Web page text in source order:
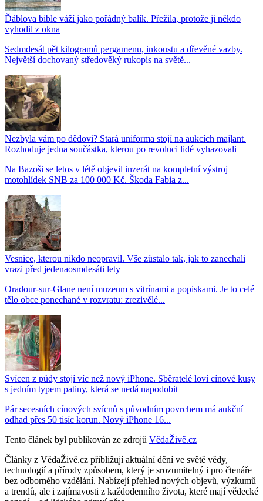
Ďáblova bible váží jako pořádný balík. Přežila, protože ji někdo
vyhodil z okna
Sedmdesát pět kilogramů pergamenu, inkoustu a dřevěné vazby.
Největší dochovaný středověký rukopis na světě...
Nezbyla vám po dědovi? Stará uniforma stojí na aukcích majlant.
Rozhoduje jedna součástka, kterou po revoluci lidé vyhazovali
Na Bazoši se letos v létě objevil inzerát na kompletní výstroj
motohlídek SNB za 100 000 Kč. Škoda Fabia z...
Vesnice, kterou nikdo neopravil. Vše zůstalo tak, jak to zanechali
vrazi před jedenaosmdesáti lety
Oradour-sur-Glane není muzeum s vitrínami a popiskami. Je to celé
tělo obce ponechané v rozvratu: zrezivělé...
Svícen z půdy stojí víc než nový iPhone. Sběratelé loví cínové kusy
s jedním typem patiny, která se nedá napodobit
Pár secesních cínových svícnů s původním povrchem má aukční
odhad přes 50 tisíc korun. Nový iPhone 16...
Tento článek byl publikován ze zdrojů VědaŽivě.cz
Články z VědaŽivě.cz přibližují aktuální dění ve světě vědy,
technologií a přírody způsobem, který je srozumitelný i pro čtenáře
bez odborného vzdělání. Nabízejí přehled nových objevů, výzkumů
a trendů, ale i zajímavosti z každodenního života, které mají vědecké